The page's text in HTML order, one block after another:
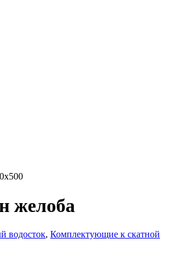
желоба
водосток, Комплектующие к скатной